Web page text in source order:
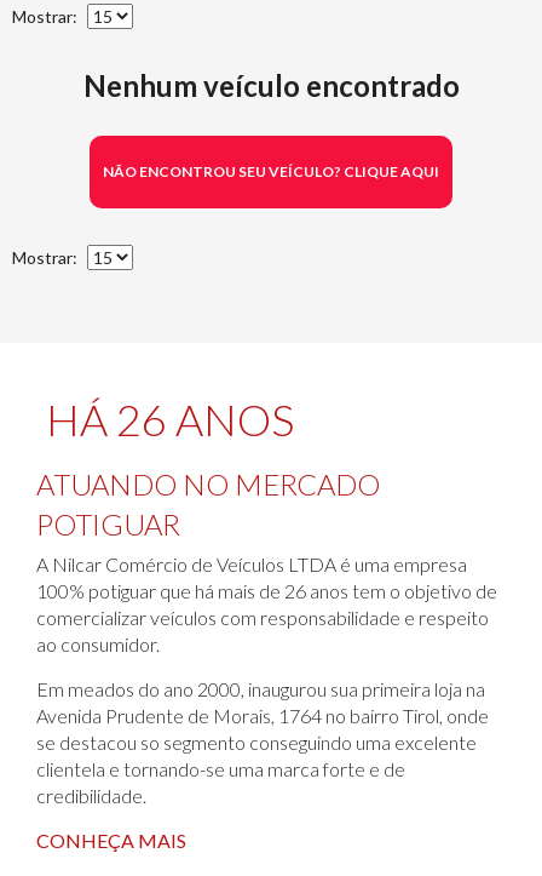
Mostrar:
Nenhum veículo encontrado
NÃO ENCONTROU SEU VEÍCULO? CLIQUE AQUI
Mostrar:
HÁ 26 ANOS
ATUANDO NO MERCADO
POTIGUAR
A Nilcar Comércio de Veículos LTDA é uma empresa
100% potiguar que há mais de 26 anos tem o objetivo de
comercializar veículos com responsabilidade e respeito
ao consumidor.
Em meados do ano 2000, inaugurou sua primeira loja na
Avenida Prudente de Morais, 1764 no bairro Tirol, onde
se destacou so segmento conseguindo uma excelente
clientela e tornando-se uma marca forte e de
credibilidade.
CONHEÇA MAIS